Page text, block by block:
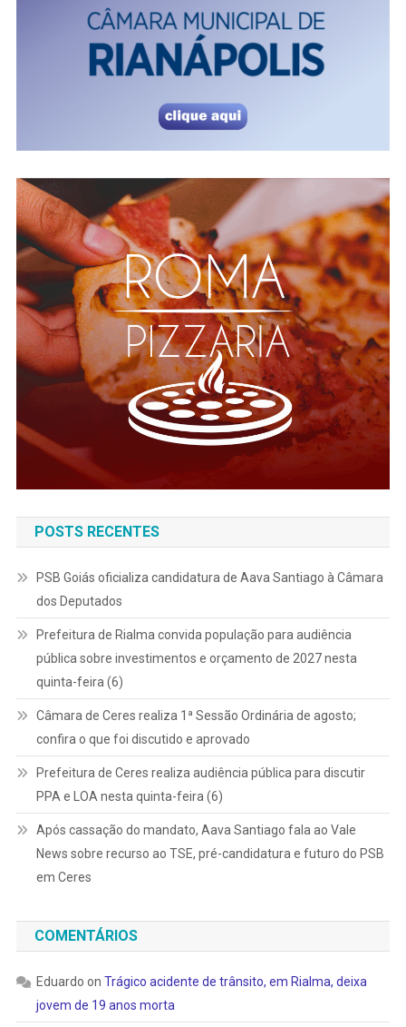
POSTS RECENTES
PSB Goiás oficializa candidatura de Aava Santiago à Câmara
dos Deputados
Prefeitura de Rialma convida população para audiência
pública sobre investimentos e orçamento de 2027 nesta
quinta-feira (6)
Câmara de Ceres realiza 1ª Sessão Ordinária de agosto;
confira o que foi discutido e aprovado
Prefeitura de Ceres realiza audiência pública para discutir
PPA e LOA nesta quinta-feira (6)
Após cassação do mandato, Aava Santiago fala ao Vale
News sobre recurso ao TSE, pré-candidatura e futuro do PSB
em Ceres
COMENTÁRIOS
Eduardo on Trágico acidente de trânsito, em Rialma, deixa
jovem de 19 anos morta